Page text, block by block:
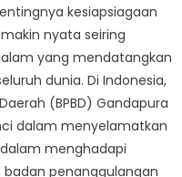
kesiapsiagaan
nyata seiring
yang mendatangkan
dunia. Di Indonesia,
(BPBD) Gandapura
dalam menyelamatkan
menghadapi
badan penanggulangan